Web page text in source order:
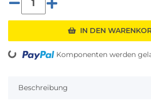
IN DEN
Komponenten werden
Beschreibung